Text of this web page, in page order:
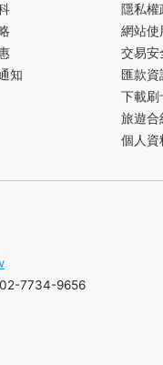
知
隱私權
網站使
交易安
匯款資
下載刷
旅遊合
個人資
02-7734-9656